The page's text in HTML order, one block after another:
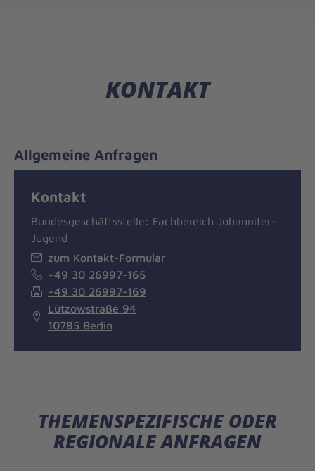
KONTAKT
Allgemeine Anfragen
Kontakt
Bundesgeschäftsstelle: Fachbereich Johanniter-
Jugend
zum Kontakt-Formular
+49 30 26997-165
+49 30 26997-169
Lützowstraße 94
10785 Berlin
THEMENSPEZIFISCHE ODER
REGIONALE ANFRAGEN